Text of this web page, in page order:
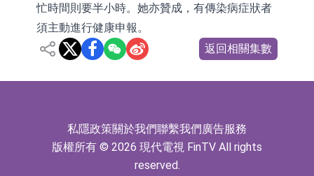
忙時間則要半小時。她亦贊成，有傳染病症狀者
須主動進行健康申報。
返回相關集數
私隱政策關於我們聯繫我們廣告服務
版權所有 © 2026 現代電視 FinTV All rights
reserved.